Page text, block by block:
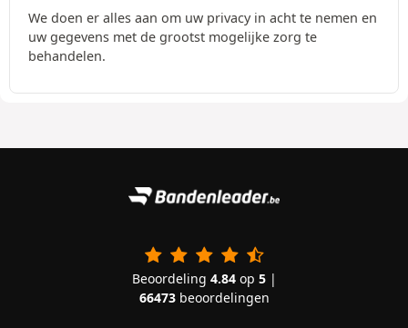
We doen er alles aan om uw privacy in acht te nemen en
uw gegevens met de grootst mogelijke zorg te
behandelen.
Beoordeling 4.84op 5|
66473beoordelingen